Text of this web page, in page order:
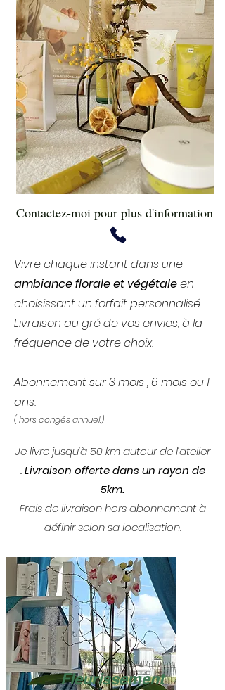
Contactez-moi pour plus d'information
Vivre chaque instant dans une
ambiance florale et végétaleen
choisissant un forfait personnalisé.
Livraison au gré de vos envies, à la
fréquence de votre choix.
Abonnement sur 3 mois , 6 mois ou 1
ans.
( hors congés annuel.)
Je livre jusqu'à 50 km autour de l'atelier
.Livraison offerte dans un rayon de
5km.
Frais de livraison hors abonnement à
définir selon sa localisation.
Fleurissement